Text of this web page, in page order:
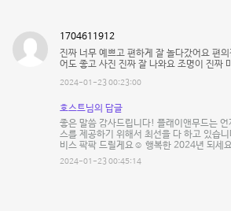
1704611912
진짜 너무 예쁘고 편하게 잘 놀다갔어요 편
어도 좋고 사진 진짜 잘 나와요 조명이 진짜
2024-01-23 00:23:00
호스트님의 답글
좋은 말씀 감사드립니다! 플래이앤무드는 언
스를 제공하기 위해서 최선을 다 하고 있습
비스 팍팍 드릴게요☺️ 행복한 2024년 되세
2024-01-23 00:45:14